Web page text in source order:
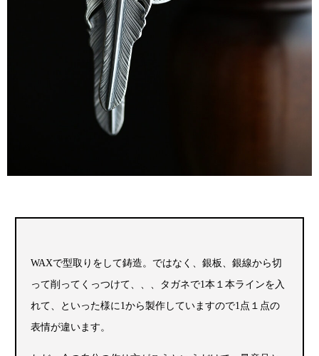
WAXで型取りをして鋳造。ではなく、銀板、銀線から切
って削ってくっつけて、、、タガネで1本１本ラインを入
れて、といった様に1から製作していますので1点１点の
表情が違います。